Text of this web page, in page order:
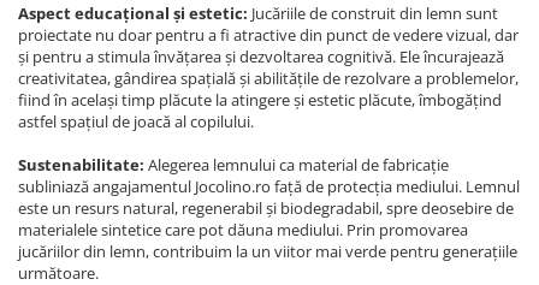
Aspect educațional și estetic: Jucăriile de construit din lemn sunt
proiectate nu doar pentru a fi atractive din punct de vedere vizual, dar
și pentru a stimula învățarea și dezvoltarea cognitivă. Ele încurajează
creativitatea, gândirea spațială și abilitățile de rezolvare a problemelor,
fiind în același timp plăcute la atingere și estetic plăcute, îmbogățind
astfel spațiul de joacă al copilului.
Sustenabilitate: Alegerea lemnului ca material de fabricație
subliniază angajamentul Jocolino.ro față de protecția mediului. Lemnul
este un resurs natural, regenerabil și biodegradabil, spre deosebire de
materialele sintetice care pot dăuna mediului. Prin promovarea
jucăriilor din lemn, contribuim la un viitor mai verde pentru generațiile
următoare.